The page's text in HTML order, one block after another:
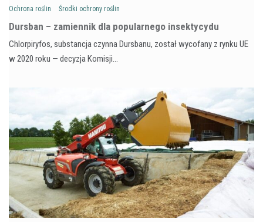
Ochrona roślin Środki ochrony roślin
Dursban – zamiennik dla popularnego insektycydu
Chlorpiryfos, substancja czynna Dursbanu, został wycofany z rynku UE
w 2020 roku — decyzja Komisji…